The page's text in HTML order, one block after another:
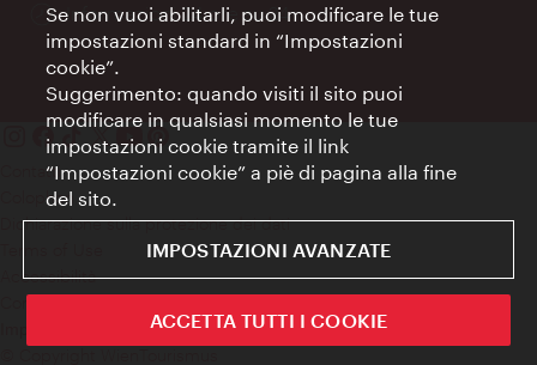
Öffnungszeiten:
Informazioni 24 ore su 24
Contatti
Colophon
Dichiarazione sulla protezione dei dati
Accessibilità
Contatto stampa
Se non vuoi abilitarli, puoi modificare le tue
impostazioni standard in “Impostazioni
cookie”.
Suggerimento: quando visiti il sito puoi
modificare in qualsiasi momento le tue
impostazioni cookie tramite il link
“Impostazioni cookie” a piè di pagina alla fine
del sito.
IMPOSTAZIONI AVANZATE
ACCETTA TUTTI I COOKIE